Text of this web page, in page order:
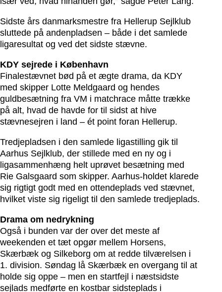
Sidste års danmarksmestre fra Hellerup Sejlklub
sluttede på andenpladsen – både i det samlede
ligaresultat og ved det sidste stævne.
KDY sejrede i København
Finalestævnet bød på et ægte drama, da KDY
med skipper Lotte Meldgaard og hendes
guldbesætning fra VM i matchrace måtte trække
på alt, hvad de havde for til sidst at hive
stævnesejren i land – ét point foran Hellerup.
Tredjepladsen i den samlede ligastilling gik til
Aarhus Sejlklub, der stillede med en ny og i
ligasammenhæng helt uprøvet besætning med
Rie Galsgaard som skipper. Aarhus-holdet klarede
sig rigtigt godt med en ottendeplads ved stævnet,
hvilket viste sig rigeligt til den samlede tredjeplads.
Drama om nedrykning
Også i bunden var der over det meste af
weekenden et tæt opgør mellem Horsens,
Skærbæk og Silkeborg om at redde tilværelsen i
1. division. Søndag lå Skærbæk en overgang til at
holde sig oppe – men en startfejl i næstsidste
sejlads medførte en kostbar sidsteplads i